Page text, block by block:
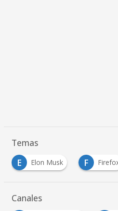
Temas
F
Firefox M Microsoft
Canales